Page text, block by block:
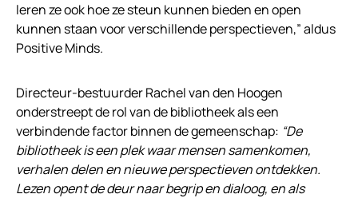
leren ze ook hoe ze steun kunnen bieden en open
kunnen staan voor verschillende perspectieven,” aldus
Positive Minds.
Directeur-bestuurder Rachel van den Hoogen
onderstreept de rol van de bibliotheek als een
verbindende factor binnen de gemeenschap: “De
bibliotheek is een plek waar mensen samenkomen,
verhalen delen en nieuwe perspectieven ontdekken.
Lezen opent de deur naar begrip en dialoog, en als